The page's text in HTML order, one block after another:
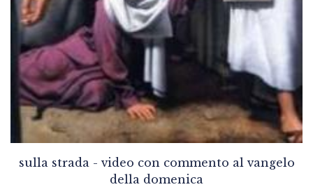
sulla strada - video con commento al vangelo
della domenica